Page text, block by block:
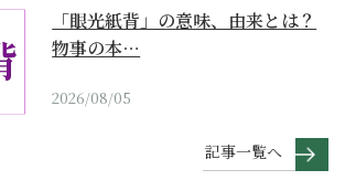
「眼光紙背」の意味、由来とは？
物事の本…
2026/08/05
記事一覧へ